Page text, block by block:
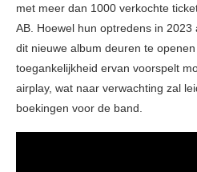
met meer dan 1000 verkochte
AB. Hoewel hun optredens in
dit nieuwe album deuren te
toegankelijkheid ervan voorspelt
airplay, wat naar verwachting zal
boekingen voor de band.